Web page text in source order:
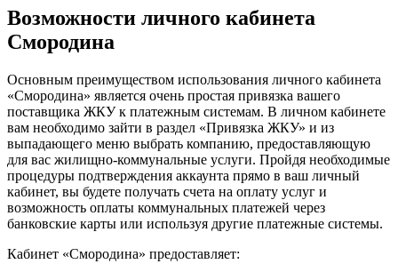
Возможности личного кабинета
Смородина
Основным преимуществом использования личного кабинета
«Смородина» является очень простая привязка вашего
поставщика ЖКУ к платежным системам. В личном кабинете
вам необходимо зайти в раздел «Привязка ЖКУ» и из
выпадающего меню выбрать компанию, предоставляющую
для вас жилищно-коммунальные услуги. Пройдя необходимые
процедуры подтверждения аккаунта прямо в ваш личный
кабинет, вы будете получать счета на оплату услуг и
возможность оплаты коммунальных платежей через
банковские карты или используя другие платежные системы.
Кабинет «Смородина» предоставляет: